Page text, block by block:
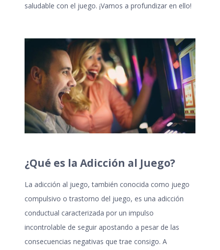
saludable con el juego. ¡Vamos a profundizar en ello!
¿Qué es la Adicción al Juego?
La adicción al juego, también conocida como juego
compulsivo o trastorno del juego, es una adicción
conductual caracterizada por un impulso
incontrolable de seguir apostando a pesar de las
consecuencias negativas que trae consigo. A